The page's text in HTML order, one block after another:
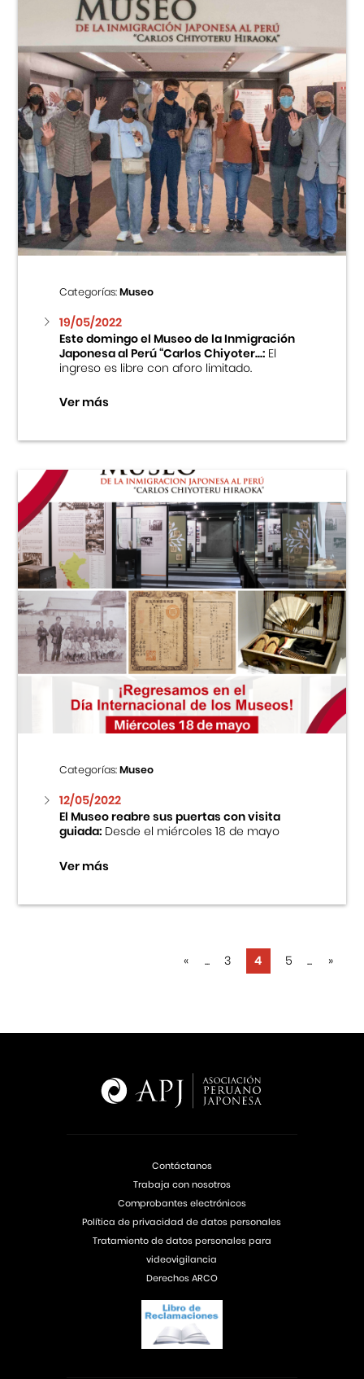
Categorías:Museo
19/05/2022
Este domingo el Museo de la Inmigración
Japonesa al Perú “Carlos Chiyoter...:El
ingreso es libre con aforo limitado.
Ver más
Categorías:Museo
12/05/2022
El Museo reabre sus puertas con visita
guiada:Desde el miércoles 18 de mayo
Ver más
« ... 3 4 5 ... »
Contáctanos
Trabaja con nosotros
Comprobantes electrónicos
Política de privacidad de datos personales
Tratamiento de datos personales para
videovigilancia
Derechos ARCO